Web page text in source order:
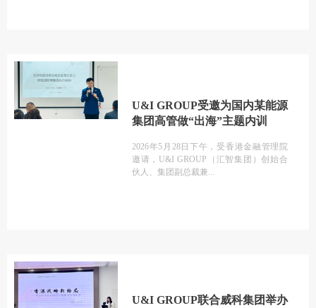
U&I GROUP受邀为国内某能源
集团高管做“出海”主题内训
2026年5月28日下午，受香港金融管理院
邀请，U&I GROUP（汇智集团）创始合
伙人、集团副总裁兼
U&I GROUP联合威科集团举办